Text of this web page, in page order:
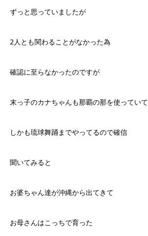
ずっと思っていましたが
2人とも関わることがなかった為
確認に至らなかったのですが
末っ子のカナちゃんも那覇の那を使っていて
しかも琉球舞踊までやってるので確信
聞いてみると
お婆ちゃん達が沖縄から出てきて
お母さんはこっちで育った